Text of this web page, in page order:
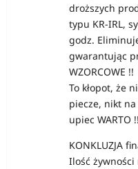
droższych
typu KR-IRL,
godz.
gwarantując
WZORCOWE !!
To kłopot, że
piecze, nikt
upiec WARTO !!
KONKLUZJA
Ilość